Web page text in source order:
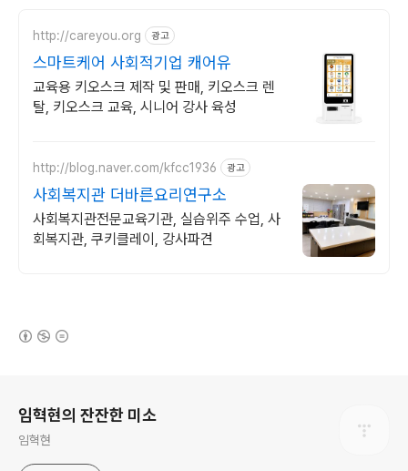
http://careyou.org 광고
스마트케어 사회적기업 캐어유
교육용 키오스크 제작 및 판매, 키오스크 렌
탈, 키오스크 교육, 시니어 강사 육성
http://blog.naver.com/kfcc1936 광고
사회복지관 더바른요리연구소
사회복지관전문교육기관, 실습위주 수업, 사
회복지관, 쿠키클레이, 강사파견
임혁현의 잔잔한 미소
임혁현